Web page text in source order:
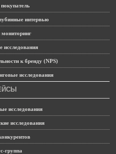
интервью
исследования
к бренду (NPS)
исследования
исследования
исследования
группа